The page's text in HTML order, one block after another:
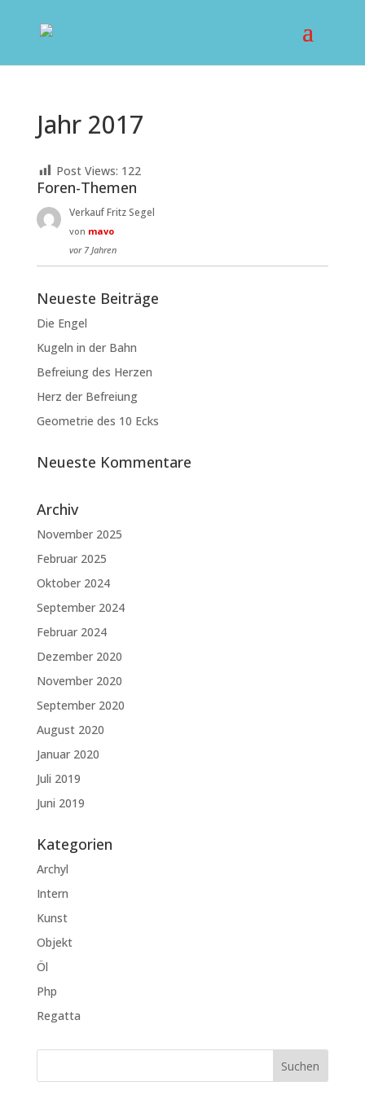
Jahr 2017
Post Views: 122
Foren-Themen
Verkauf Fritz Segel
von mavo
vor 7 Jahren
Neueste Beiträge
Die Engel
Kugeln in der Bahn
Befreiung des Herzen
Herz der Befreiung
Geometrie des 10 Ecks
Neueste Kommentare
Archiv
November 2025
Februar 2025
Oktober 2024
September 2024
Februar 2024
Dezember 2020
November 2020
September 2020
August 2020
Januar 2020
Juli 2019
Juni 2019
Kategorien
Archyl
Intern
Kunst
Objekt
Öl
Php
Regatta